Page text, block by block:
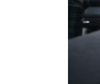
[속보]이 대
이란, "오만
"낮 기온 소
[속보]이 대통
[단독]중수청
낮 최고 37도